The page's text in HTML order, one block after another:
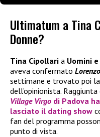
Ultimatum a Tina
Donne?
Tina Cipollari a Uomini
aveva confermato
settimane e trovato poi
dell’opinionista. Raggiunta
Village Virgo di Padova
lasciato il dating show
fan del programma
punto di vista.